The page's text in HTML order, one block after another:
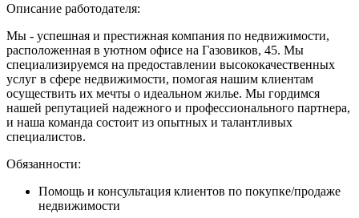
Описание работодателя:
Мы - успешная и престижная компания по недвижимости,
расположенная в уютном офисе на Газовиков, 45. Мы
специализируемся на предоставлении высококачественных
услуг в сфере недвижимости, помогая нашим клиентам
осуществить их мечты о идеальном жилье. Мы гордимся
нашей репутацией надежного и профессионального партнера,
и наша команда состоит из опытных и талантливых
специалистов.
Обязанности:
Помощь и консультация клиентов по покупке/продаже
недвижимости